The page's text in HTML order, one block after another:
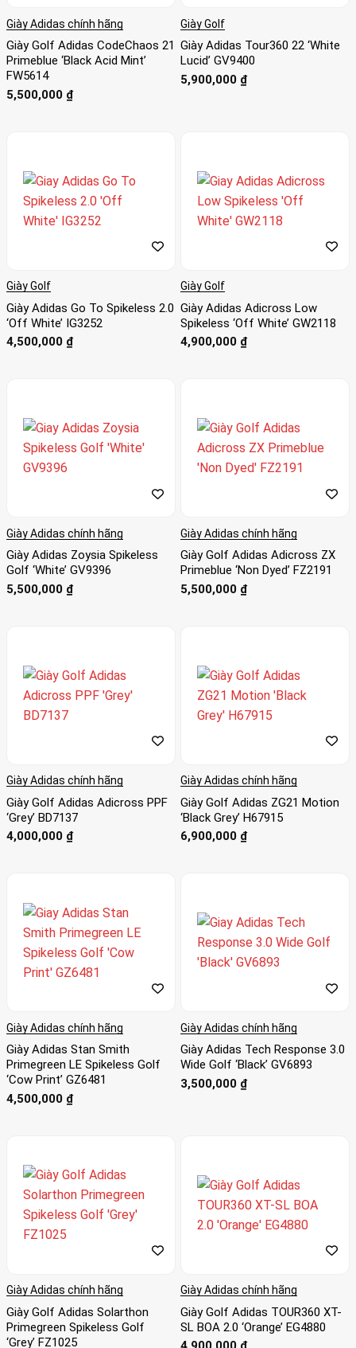
Giày Adidas chính hãng
Giày Golf Adidas CodeChaos 21
Primeblue ‘Black Acid Mint’
FW5614
5,500,000 ₫
Giày Golf
Giày Adidas Tour360 22 ‘White
Lucid’ GV9400
5,900,000 ₫
Giày Golf
Giày Adidas Go To Spikeless 2.0
‘Off White’ IG3252
4,500,000 ₫
Giày Golf
Giày Adidas Adicross Low
Spikeless ‘Off White’ GW2118
4,900,000 ₫
Giày Adidas chính hãng
Giày Adidas Zoysia Spikeless
Golf ‘White’ GV9396
5,500,000 ₫
Giày Adidas chính hãng
Giày Golf Adidas Adicross ZX
Primeblue ‘Non Dyed’ FZ2191
5,500,000 ₫
Giày Adidas chính hãng
Giày Golf Adidas Adicross PPF
‘Grey’ BD7137
4,000,000 ₫
Giày Adidas chính hãng
Giày Golf Adidas ZG21 Motion
‘Black Grey’ H67915
6,900,000 ₫
Giày Adidas chính hãng
Giày Adidas Stan Smith
Primegreen LE Spikeless Golf
‘Cow Print’ GZ6481
4,500,000 ₫
Giày Adidas chính hãng
Giày Adidas Tech Response 3.0
Wide Golf ‘Black’ GV6893
3,500,000 ₫
Giày Adidas chính hãng
Giày Golf Adidas Solarthon
Primegreen Spikeless Golf
‘Grey’ FZ1025
Giày Adidas chính hãng
Giày Golf Adidas TOUR360 XT-
SL BOA 2.0 ‘Orange’ EG4880